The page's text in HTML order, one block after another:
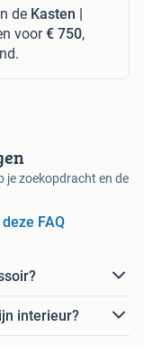
de Kasten |
voor€ 750,
je zoekopdracht en de
FAQ
interieur?